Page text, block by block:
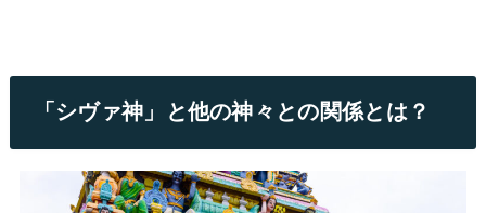
「シヴァ神」と他の神々との関係とは？